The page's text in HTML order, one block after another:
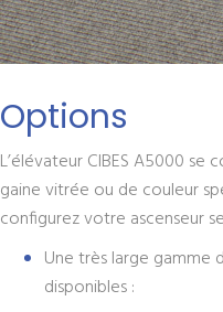
Options
L’élévateur CIBES A5000 se
gaine vitrée ou de couleur
configurez votre ascenseur
Une très large gamme
disponibles :